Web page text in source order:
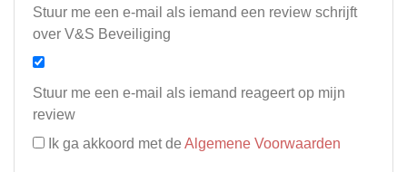
Stuur me een e-mail als iemand een review schrijft
over V&S Beveiliging
Stuur me een e-mail als iemand reageert op mijn
review
Ik ga akkoord met de Algemene Voorwaarden